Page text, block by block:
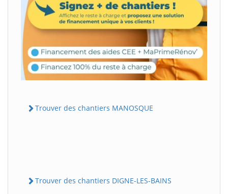
Trouver des chantiers MANOSQUE
Trouver des chantiers DIGNE-LES-BAINS